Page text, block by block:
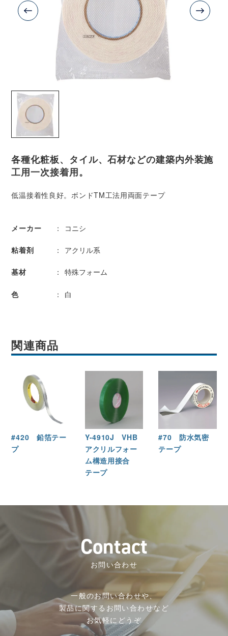
各種化粧板、タイル、石材などの建築内外装施
工用一次接着用。
低温接着性良好。ボンドTM工法用両面テープ
メーカー コニシ
粘着剤 アクリル系
基材 特殊フォーム
色 白
関連商品
#420 鉛箔テー
プ
Y-4910J VHB
アクリルフォー
ム構造用接合
テープ
#70 防水気密
テープ
Contact
お問い合わせ
一般のお問い合わせや、
製品に関するお問い合わせなど
お気軽にどうぞ